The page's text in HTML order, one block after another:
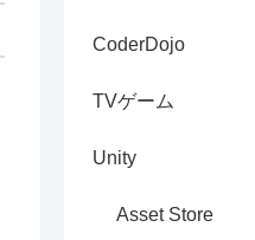
CoderDojo
TVゲーム
Unity
Asset Store